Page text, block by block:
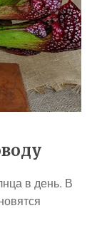
в день. В